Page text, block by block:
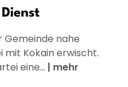
Gemeinde nahe
mit Kokain erwischt.
eine... | mehr